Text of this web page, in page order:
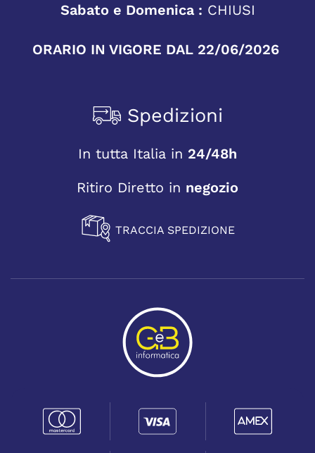
Sabato e Domenica : CHIUSI
ORARIO IN VIGORE DAL 22/06/2026
Spedizioni
In tutta Italia in 24/48h
Ritiro Diretto in negozio
TRACCIA SPEDIZIONE